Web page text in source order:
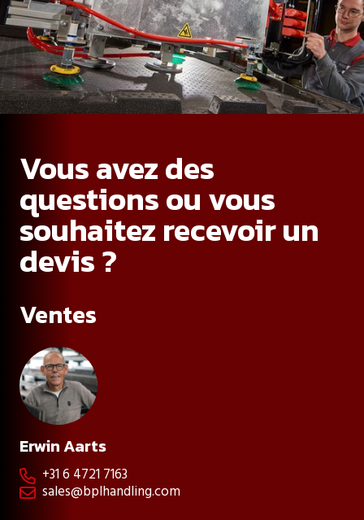
Vous avez des
questions ou vous
souhaitez recevoir un
devis ?
Ventes
Erwin Aarts
 +31 6 4721 7163
 sales@bplhandling.com